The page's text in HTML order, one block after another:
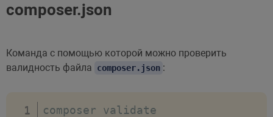
composer.json
Команда с помощью которой можно проверить
валидность файла
composer.json :
composer validate